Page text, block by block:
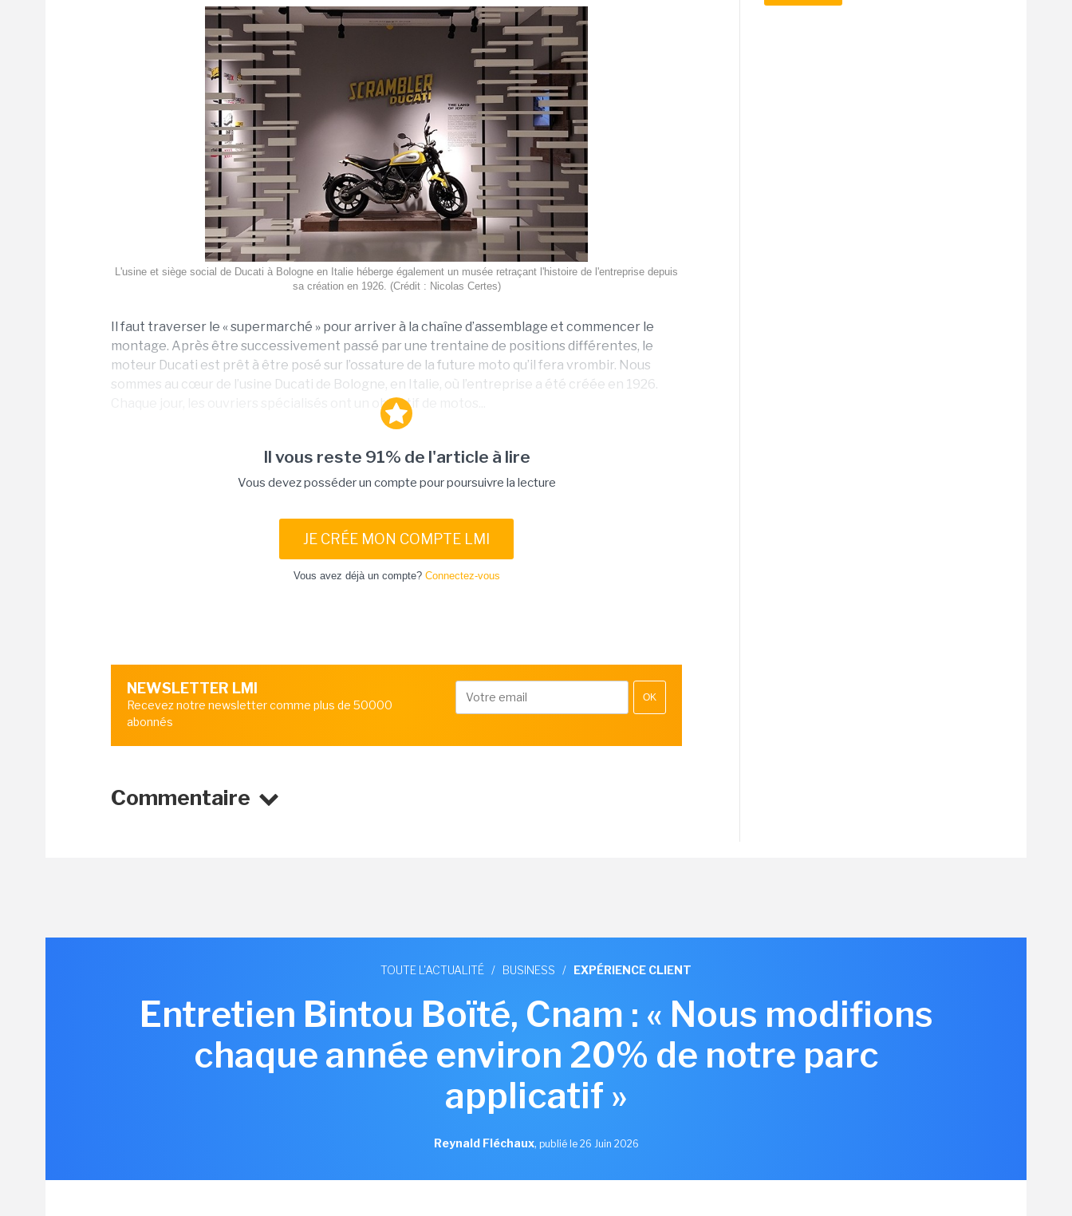
L'usine et siège social de Ducati à Bologne en Italie héberge également un musée retraçant l'histoire de l'entreprise depuis
sa création en 1926. (Crédit : Nicolas Certes)
Il faut traverser le « supermarché » pour arriver à la chaîne d’assemblage et commencer le
montage. Après être successivement passé par une trentaine de positions différentes, le
moteur Ducati est prêt à être posé sur l’ossature de la future moto qu’il fera vrombir. Nous
sommes au cœur de l’usine Ducati de Bologne, en Italie, où l’entreprise a été créée en 1926.
Chaque jour, les ouvriers spécialisés ont un objectif de motos...
Il vous reste 91% de l'article à lire
Vous devez posséder un compte pour poursuivre la lecture
JE CRÉE MON COMPTE LMI
Vous avez déjà un compte? Connectez-vous
NEWSLETTER LMI
Recevez notre newsletter comme plus de 50000
abonnés
OK
Commentaire
TOUTE L'ACTUALITÉ / BUSINESS / EXPÉRIENCE CLIENT
Entretien Bintou Boïté, Cnam : « Nous modifions
chaque année environ 20% de notre parc
applicatif »
Reynald Fléchaux, publié le 26 Juin 2026